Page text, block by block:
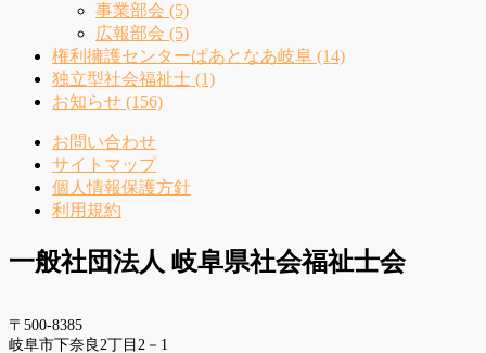
事業部会 (5)
広報部会 (5)
権利擁護センターぱあとなあ岐阜 (14)
独立型社会福祉士 (1)
お知らせ (156)
お問い合わせ
サイトマップ
個人情報保護方針
利用規約
一般社団法人 岐阜県社会福祉士会
〒500-8385
岐阜市下奈良2丁目2－1